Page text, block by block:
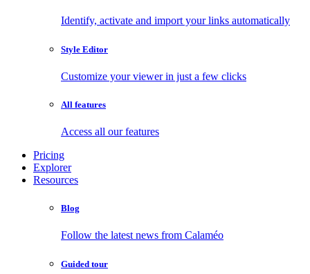
Identify, activate and import your links automatically
Style Editor
Customize your viewer in just a few clicks
All features
Access all our features
Pricing
Explorer
Resources
Blog
Follow the latest news from Calaméo
Guided tour